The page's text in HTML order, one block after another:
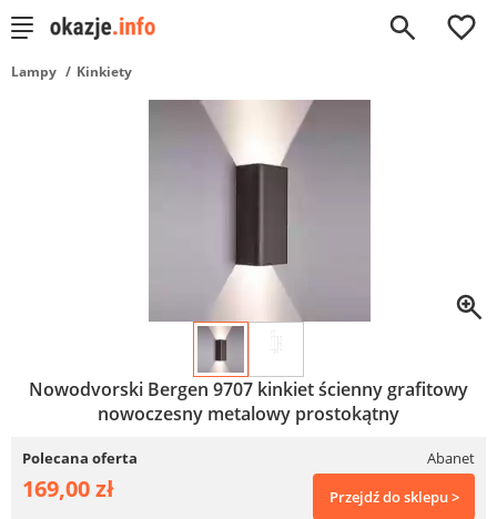
0
Lampy Kinkiety
Nowodvorski Bergen 9707 kinkiet ścienny grafitowy
nowoczesny metalowy prostokątny
Polecana oferta Abanet
169,00 zł Przejdź do sklepu >